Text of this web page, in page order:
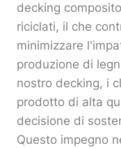
decking
riciclati, il che
minimizzare
produzione di
nostro decking, i
prodotto di alta
decisione di
Questo impegno